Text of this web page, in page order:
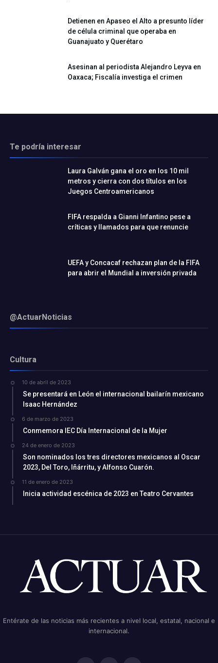
Detienen en Apaseo el Alto a presunto líder
de célula criminal que operaba en
Guanajuato y Querétaro
Asesinan al periodista Alejandro Leyva en
Oaxaca; Fiscalía investiga el crimen
Te podría interesar
Laura Galván gana el oro en los 10 mil
metros y cierra con dos títulos en los
Juegos Centroamericanos
FIFA respalda a Gianni Infantino pese a
críticas y llamados para que renuncie
UEFA y Concacaf rechazan plan de la FIFA
para abrir el Mundial a inversión privada
@ActuarNoticias
Cultura
10 de abril de 2023
Se presentará en León el internacional bailarín mexicano
Isaac Hernández
6 de marzo de 2023
Conmemora IEC Día Internacional de la Mujer
24 de enero de 2023
Son nominados los tres directores mexicanos al Oscar
2023, Del Toro, Iñárritu, y Alfonso Cuarón.
11 de enero de 2023
Inicia actividad escénica de 2023 en Teatro Cervantes
Entérate de las noticias más recientes a nivel local, estatal, nacional e
internacional.